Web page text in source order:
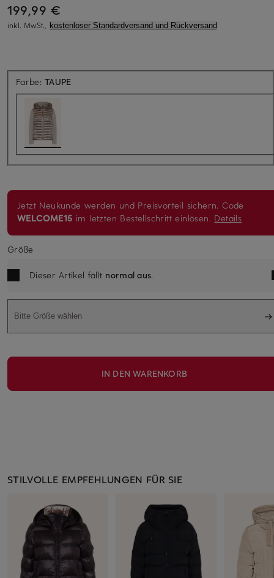
199,99 €
inkl. MwSt., kostenloser Standardversand und Rückversand
Farbe:TAUPE
Jetzt Neukunde werden und Preisvorteil sichern. Code
WELCOME15 im letzten Bestellschritt einlösen. Details
Größe
Dieser Artikel fällt normal aus.
Bitte Größe wählen
IN DEN WARENKORB
STILVOLLE EMPFEHLUNGEN FÜR SIE